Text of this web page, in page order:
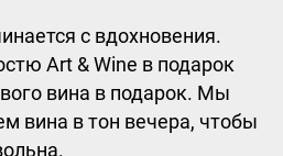
с вдохновения.
Art & Wine в подарок
вина в подарок. Мы
вина в тон вечера, чтобы